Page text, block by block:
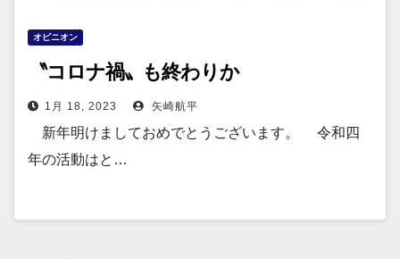
オピニオン
〝コロナ禍〟も終わりか
1月 18, 2023 矢崎航平
新年明けましておめでとうございます。 令和四
年の活動はと…